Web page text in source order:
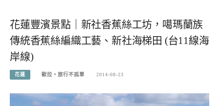
花蓮豐濱景點｜新社香蕉絲工坊，噶瑪蘭族
傳統香蕉絲編織工藝、新社海梯田 (台11線海
岸線)
花蓮 歐拉。旅行不孤單 2014-08-23